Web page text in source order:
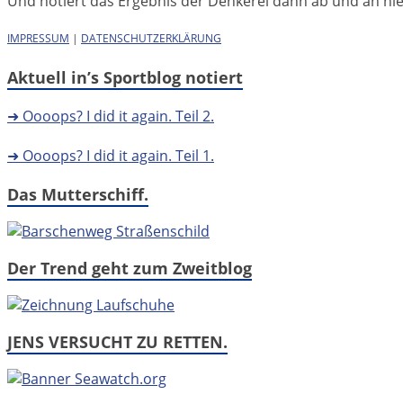
IMPRESSUM | DATENSCHUTZERKLÄRUNG
Aktuell in’s Sportblog notiert
➜ Oooops? I did it again. Teil 2.
➜ Oooops? I did it again. Teil 1.
Das Mutterschiff.
Der Trend geht zum Zweitblog
JENS VERSUCHT ZU RETTEN.